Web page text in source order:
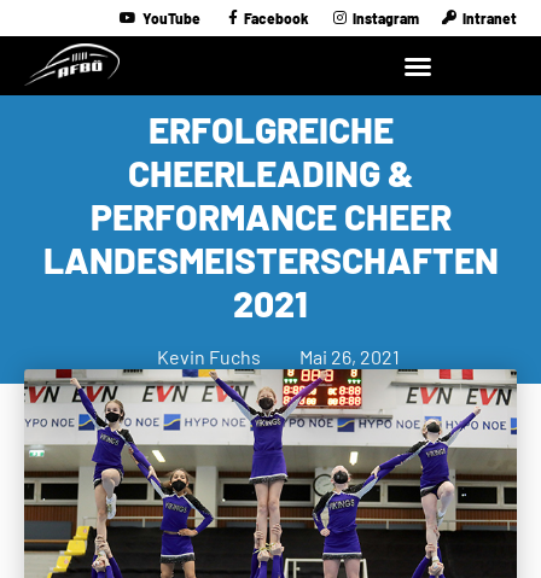
YouTube Facebook Instagram Intranet
ERFOLGREICHE
CHEERLEADING &
PERFORMANCE CHEER
LANDESMEISTERSCHAFTEN
2021
Kevin Fuchs Mai 26, 2021